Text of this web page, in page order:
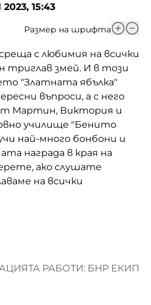
15:43
Размер на шрифта
с любимия на всички
триглав змей. И в този
"Златната ябълка"
въпроси, а с него
Мартин, Виктория и
училище "Бенито
най-много бонбони и
награда в края на
ако слушате
на всички
РАБОТИ: БНР ЕКИП